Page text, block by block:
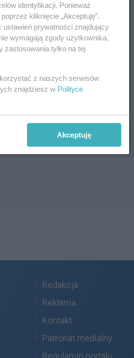
Redakcja
Reklama
Kontakt
Patronat medialny
Regulamin portalu
identyfikacji. Ponieważ
kliknięcie „Akceptuję”.
prywatności znajdujący
wymagają zgody użytkownika,
zastosowania tylko na tej
z naszych serwisów
znajdziesz w Polityce
Akceptuję